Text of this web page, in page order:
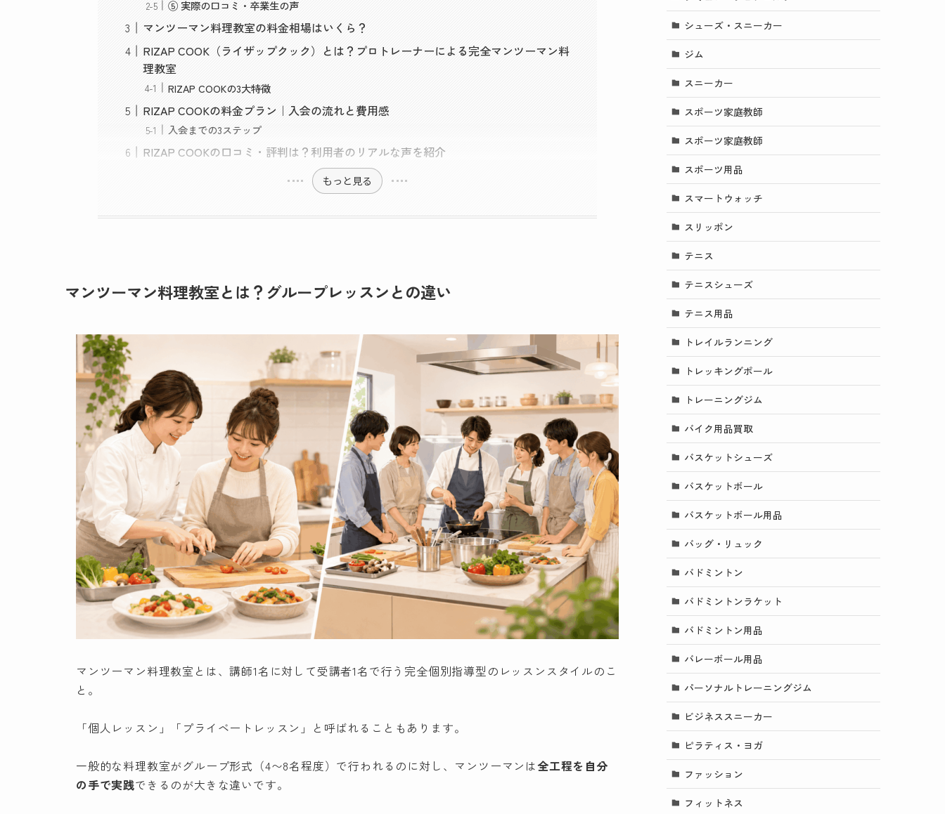
⑤ 実際の口コミ・卒業生の声
マンツーマン料理教室の料金相場はいくら？
RIZAP COOK（ライザップクック）とは？プロトレーナーによる完全マンツーマン料
理教室
RIZAP COOKの3大特徴
RIZAP COOKの料金プラン｜入会の流れと費用感
入会までの3ステップ
RIZAP COOKの口コミ・評判は？利用者のリアルな声を紹介
もっと見る
マンツーマン料理教室とは？グループレッスンとの違い
マンツーマン料理教室とは、講師1名に対して受講者1名で行う完全個別指導型のレッスンスタイルのこ
と。
「個人レッスン」「プライベートレッスン」と呼ばれることもあります。
一般的な料理教室がグループ形式（4〜8名程度）で行われるのに対し、マンツーマンは全工程を自分
の手で実践できるのが大きな違いです。
シューズ・スニーカー
ジム
スニーカー
スポーツ家庭教師
スポーツ家庭教師
スポーツ用品
スマートウォッチ
スリッポン
テニス
テニスシューズ
テニス用品
トレイルランニング
トレッキングポール
トレーニングジム
バイク用品買取
バスケットシューズ
バスケットボール
バスケットボール用品
バッグ・リュック
バドミントン
バドミントンラケット
バドミントン用品
バレーボール用品
パーソナルトレーニングジム
ビジネススニーカー
ピラティス・ヨガ
ファッション
フィットネス